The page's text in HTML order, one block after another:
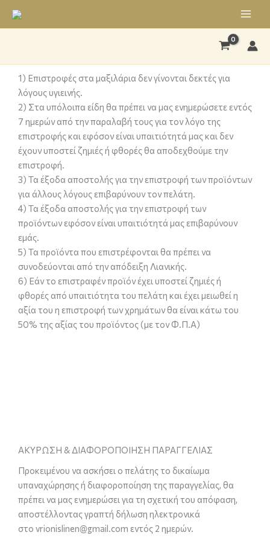
στο
1) Επιστροφές στα μαξιλάρια δεν γίνονται δεκτές για
λόγους υγιεινής.
2) Στα υπόλοιπα είδη θα πρέπει να μας ενημερώσετε εντός
7 ημερών από την παραλαβή τους για τον λόγο της
επιστροφής και εφόσον είναι υπαιτιότητά μας και δεν
έχουν υποστεί ζημιές ή φθορές θα αποδεχθούμε την
επιστροφή.
3) Τα έξοδα αποστολής για την επιστροφή των προϊόντων
για άλλους λόγους επιβαρύνουν τον πελάτη.
4) Τα έξοδα αποστολής για την επιστροφή των
προϊόντων εφόσον είναι υπαιτιότητά μας επιβαρύνουν
εμάς.
5) Τα προϊόντα που επιστρέφονται θα πρέπει να
συνοδεύονται από την απόδειξη Λιανικής.
6) Εάν το επιστραφέν προϊόν έχει υποστεί ζημιές ή
φθορές από υπαιτιότητα του πελάτη και έχει μειωθεί η
αξία του η επιστροφή των χρημάτων θα είναι κάτω του
50% της αξίας του προϊόντος (με τον Φ.Π.Α)
ΑΚΥΡΩΣΗ & ΔΙΑΦΟΡΟΠΟΙΗΣΗ ΠΑΡΑΓΓΕΛΙΑΣ
Προκειμένου να ασκήσει ο πελάτης το δικαίωμα
υπαναχώρησης ή διαφοροποίηση της παραγγελίας, θα
πρέπει να μας ενημερώσει για τη σχετική του απόφαση,
αποστέλλοντας γραπτή δήλωση ηλεκτρονικά
στο vrionislinen@gmail.com εντός 2 ημερών.